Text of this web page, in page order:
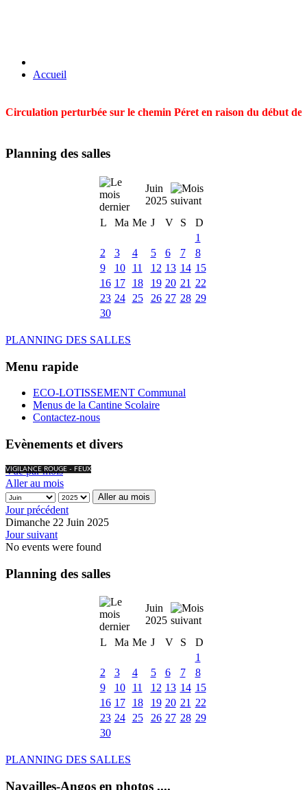
Accueil
Circulation perturbée sur le chemin Péret en raison du début
Planning des salles
Juin
2025
L
Ma Me J V S
D
1
2
3 4 5 6 7
8
9
10 11 12 13 14 15
16 17 18 19 20 21 22
23 24 25 26 27 28 29
30
PLANNING DES SALLES
Menu rapide
ECO-LOTISSEMENT Communal
Menus de la Cantine Scolaire
Contactez-nous
Evènements et divers
VIGILANCE ROUGE - FEUX
Vue par mois
Aller au mois
Aller au mois
Jour précédent
Dimanche 22 Juin 2025
Jour suivant
No events were found
Planning des salles
Juin
2025
L
Ma Me J V S
D
1
2
3 4 5 6 7
8
9
10 11 12 13 14 15
16 17 18 19 20 21 22
23 24 25 26 27 28 29
30
PLANNING DES SALLES
Navailles-Angos en photos ....